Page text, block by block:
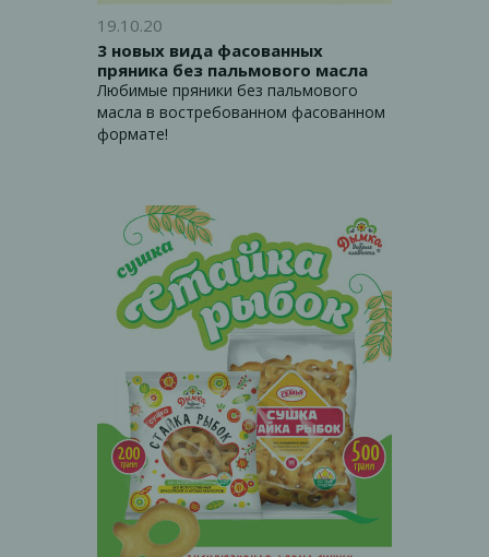
19.10.20
3 новых вида фасованных
пряника без пальмового масла
Любимые пряники без пальмового
масла в востребованном фасованном
формате!